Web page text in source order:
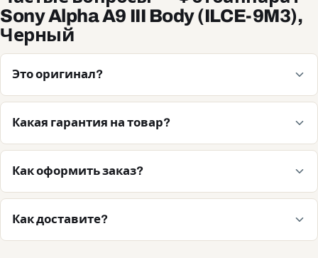
Sony Alpha A9 III Body (ILCE-9M3),
Черный
Это оригинал?
Какая гарантия на товар?
Как оформить заказ?
Как доставите?